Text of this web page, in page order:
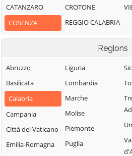
Aprigliano
Belmonte
Calabro
Bianchi
Bisignano
Bocchigliero
Bonifati
Buonvicino
Piemontese
Lago
Laino Castello
Lappano
Lattarico
Longobardi
Longobucco
Lungro
Fiore
CATANZARO
COSENZA
CROTONE
REGGIO CALABRIA
Regions
Abruzzo
Basilicata
Calabria
Campania
Città del Vaticano
Emilia-Romagna
Liguria
Lombardia
Marche
Molise
Piemonte
Puglia